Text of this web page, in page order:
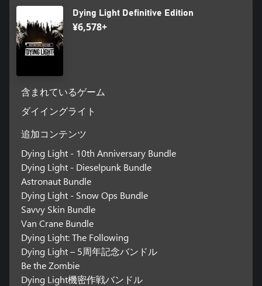
タイリッシュなバギー用塗装2種、追加クエスト、ゲームモード
「牢獄襲撃」を収録。Dying Light Definitive Edition
¥6,578+
含まれているゲーム
ダイイングライト
追加コンテンツ
Dying Light - 10th Anniversary Bundle
Dying Light - Dieselpunk Bundle
Astronaut Bundle
Dying Light - Snow Ops Bundle
Savvy Skin Bundle
Van Crane Bundle
Dying Light: The Following
Dying Light – 5周年記念バンドル
Be the Zombie
Dying Light機密作戦バンドル